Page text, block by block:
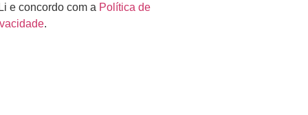
Li e concordo com a Política de
.